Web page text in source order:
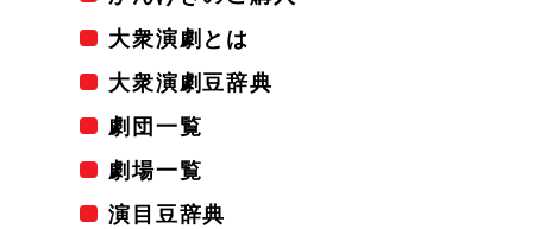
大衆演劇とは
大衆演劇豆辞典
劇団一覧
劇場一覧
演目豆辞典